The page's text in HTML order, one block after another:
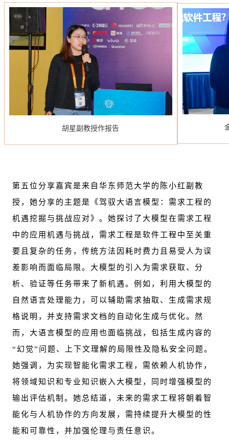
胡星副教授作报告
第五位分享嘉宾是来自华东师范大学的陈小红副教
授，她分享的主题是《驾驭大语言模型：需求工程的
机遇挖掘与挑战应对》。她探讨了大模型在需求工程
中的应用机遇与挑战，需求工程是软件工程中至关重
要且复杂的任务，传统方法因耗时费力且易受人为误
差影响而面临局限。大模型的引入为需求获取、分
析、验证等任务带来了新机遇。例如，利用大模型的
自然语言处理能力，可以辅助需求抽取、生成需求规
格说明，并支持需求文档的自动化生成与优化。然
而，大语言模型的应用也面临挑战，包括生成内容的
“幻觉”问题、上下文理解的局限性及隐私安全问题。
她强调，为实现智能化需求工程，需依赖人机协作，
将领域知识和专业知识嵌入大模型，同时增强模型的
输出评估机制。她总结道，未来的需求工程将朝着智
能化与人机协作的方向发展，需持续提升大模型的性
能和可靠性，并加强伦理与责任意识。